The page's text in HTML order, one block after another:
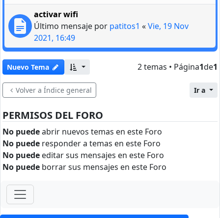
activar wifi
Último mensaje por patitos1 «Vie, 19 Nov
2021, 16:49
Nuevo Tema 2 temas • Página1de1
Volver a Índice general Ir a
PERMISOS DEL FORO
No puedeabrir nuevos temas en este Foro
No puede responder a temas en este Foro
No puede editar sus mensajes en este Foro
No puede borrar sus mensajes en este Foro